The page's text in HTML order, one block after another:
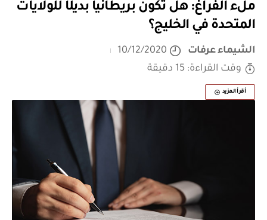
ملء الفراغ: هل تكون بريطانيا بديلًا للولايات
المتحدة في الخليج؟
الشيماء عرفات
10/12/2020
وقت القراءة: 15 دقيقة
أقرأ المزيد